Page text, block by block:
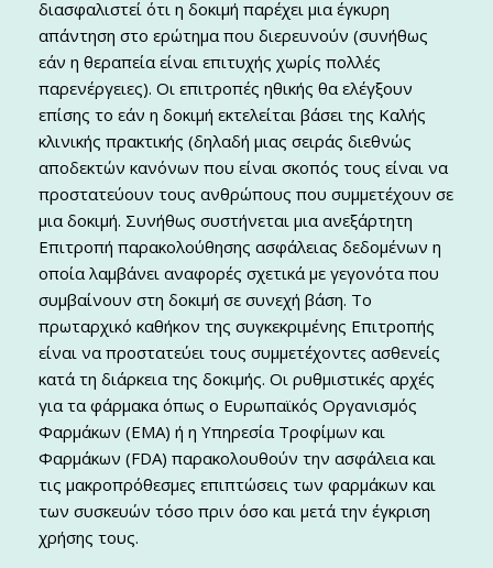
διασφαλιστεί ότι η δοκιμή παρέχει μια έγκυρη
απάντηση στο ερώτημα που διερευνούν (συνήθως
εάν η θεραπεία είναι επιτυχής χωρίς πολλές
παρενέργειες). Οι επιτροπές ηθικής θα ελέγξουν
επίσης το εάν η δοκιμή εκτελείται βάσει της Καλής
κλινικής πρακτικής (δηλαδή μιας σειράς διεθνώς
αποδεκτών κανόνων που είναι σκοπός τους είναι να
προστατεύουν τους ανθρώπους που συμμετέχουν σε
μια δοκιμή. Συνήθως συστήνεται μια ανεξάρτητη
Επιτροπή παρακολούθησης ασφάλειας δεδομένων η
οποία λαμβάνει αναφορές σχετικά με γεγονότα που
συμβαίνουν στη δοκιμή σε συνεχή βάση. Το
πρωταρχικό καθήκον της συγκεκριμένης Επιτροπής
είναι να προστατεύει τους συμμετέχοντες ασθενείς
κατά τη διάρκεια της δοκιμής. Οι ρυθμιστικές αρχές
για τα φάρμακα όπως ο Ευρωπαϊκός Οργανισμός
Φαρμάκων (EMA) ή η Υπηρεσία Τροφίμων και
Φαρμάκων (FDA) παρακολουθούν την ασφάλεια και
τις μακροπρόθεσμες επιπτώσεις των φαρμάκων και
των συσκευών τόσο πριν όσο και μετά την έγκριση
χρήσης τους.